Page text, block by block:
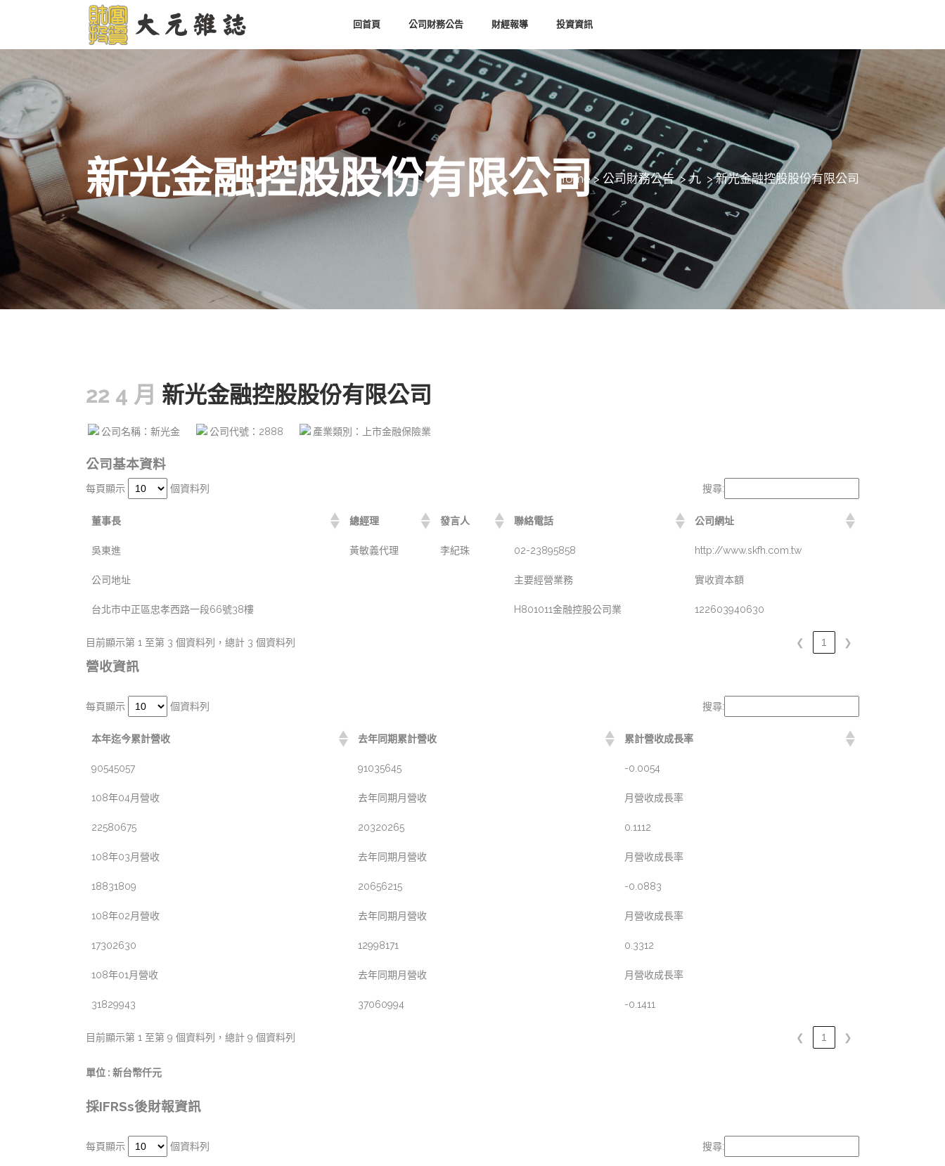
回首頁 公司財務公告 財經報導 投資資訊
新光金融控股股份有限公司
Home>公司財務公告 >九 >新光金融控股股份有限公司
22 4 月 新光金融控股股份有限公司
公司名稱：新光金 公司代號：2888 產業類別：上市金融保險業
公司基本資料
每頁顯示 個資料列 搜尋:
董事長 總經理 發言人 聯絡電話 公司網址
吳東進 黃敏義代理 李紀珠 02-23895858 http://www.skfh.com.tw
公司地址 主要經營業務 實收資本額
台北市中正區忠孝西路一段66號38樓 H801011金融控股公司業 122603940630
目前顯示第 1 至第 3 個資料列，總計 3 個資料列 ❮ 1 ❯
營收資訊
每頁顯示 個資料列 搜尋:
本年迄今累計營收 去年同期累計營收 累計營收成長率
90545057 91035645 -0.0054
108年04月營收 去年同期月營收 月營收成長率
22580675 20320265 0.1112
108年03月營收 去年同期月營收 月營收成長率
18831809 20656215 -0.0883
108年02月營收 去年同期月營收 月營收成長率
17302630 12998171 0.3312
108年01月營收 去年同期月營收 月營收成長率
31829943 37060994 -0.1411
目前顯示第 1 至第 9 個資料列，總計 9 個資料列 ❮ 1 ❯
單位 : 新台幣仟元
採IFRSs後財報資訊
每頁顯示 個資料列 搜尋: